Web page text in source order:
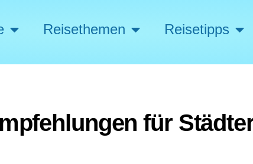
Reisethemen Reisetipps
für